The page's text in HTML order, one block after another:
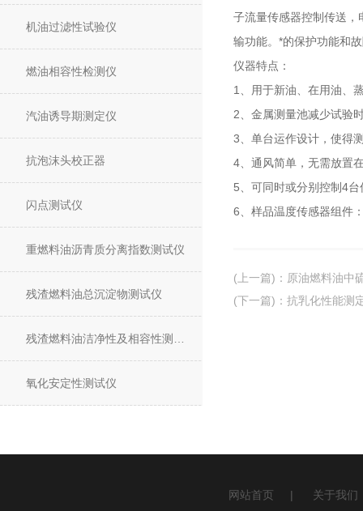
机油过滤性试验仪
燃油相容性检测仪
汽油诱导期测定仪
抗泡沫头校正器
闪点测试仪
重燃料油沥青质分离指数测试仪
残渣燃料油总沉淀物测试仪
氧化安定性测试仪
子流量传感器控制传送，
输功能。*的保护功能和
仪器特点：
1、用于新油、在用油、
2、金属测量池减少试验
3、单台运作设计，使得
4、通风简单，无需放置
5、可同时或分别控制4
6、样品温度传感器组件
(上一篇) ： 原油燃料油中
(下一篇) ： 抗乳化性能测
网站首页 | 关于我们